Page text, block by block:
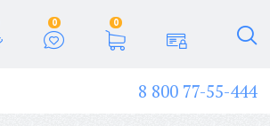
0 0
8 800 77-55-444